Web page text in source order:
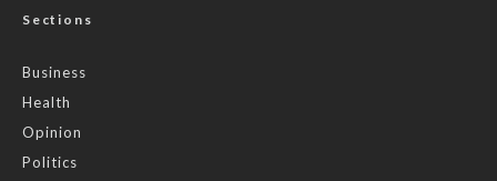
Sections
Business
Health
Opinion
Politics